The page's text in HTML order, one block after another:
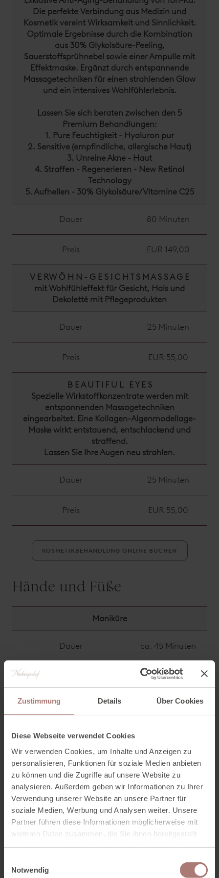
Zustimmung Details Über Cookies
Diese Webseite verwendet Cookies
Wir verwenden Cookies, um Inhalte und Anzeigen zu
personalisieren, Funktionen für soziale Medien anbieten
zu können und die Zugriffe auf unsere Website zu
analysieren. Außerdem geben wir Informationen zu Ihrer
Verwendung unserer Website an unsere Partner für
soziale Medien, Werbung und Analysen weiter. Unsere
Partner führen diese Informationen möglicherweise mit
weiteren Daten zusammen, die Sie ihnen bereitgestellt
Notwendig
Die perfekte Verbindung aus Medizin und
Kosmetik vereint Wirksamkeit und Sinnlichkeit.
Optimale Ergebnisse durch die Kombination
aus 30% Glykolsäure-Peeling,
Sauerstoffsprühnebel sowie einer Ampulle mit
Effektmaske. Ergänzt durch entspannende
Massagetechniken für einen strahlenden Glow
und ein intensives Wohlfühlerlebnis.
Lassen Sie sich beraten zwischen den 5
Premium Behandlungen:
1. Pure Feuchtigkeit - Hyaluron pur
2. Sensitive (empfindliche, allergische Haut)
3. Unreine Akne - Haut
4. Straffen - Regenerieren - New Retinol
Technology
5. Aufhellen - 30% Glykolsäure/Vitamine C25
Dauer 80 Minuten
Preis EUR 149,00
V E RW Ö H N - G E S I C H T S M A S S A G E
mit Wohlfühleffekt für Gesicht, Hals und
Dekoletté mit Pflegeprodukten
Dauer 25 Minuten
Preis EUR 55,00
B E A U T I F U L E Y E S
Spezielle Wirkstoffkonzentrate werden mit
entspannenden Massagetechniken
eingearbeitet. Eine Kollagen-Algenmodellage-
Maske wirkt entstauend, entschlackend und
straffend.
Lassen Sie Ihre Augen neu strahlen.
Dauer 25 Minuten
Preis EUR 55,00
KOSMETIKBEHANDLUNG ONLINE BUCHEN
Hände und Füße
Maniküre
Dauer ca. 45 Minuten
EUR 58,00
Pediküre
Medizinische Fußpflege mit Fußbad und
Dauer ca. 50 Minuten
Preis EUR 72,00
Lackieren
Dauer -
ab EUR 14,00